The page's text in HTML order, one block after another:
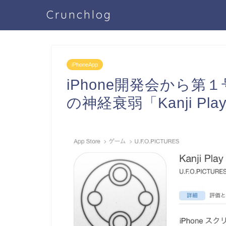
Crunchlog
iPhoneApp
iPhone開発会から第
の神経衰弱「Kanji